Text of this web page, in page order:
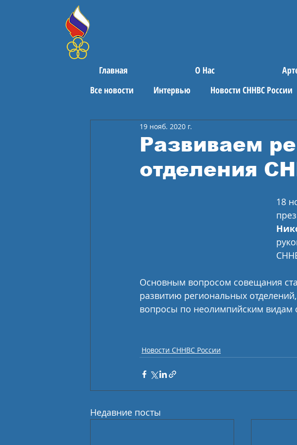
Главная О Нас
Все новости
Интервью Новости СННВС России
Поздравления Спортивные новости
Развиваем
отделения
19 нояб. 2020 г.
18
Основным вопросом совещания
развитию региональных
вопросы по неолимпийским видам
Новости СННВС России
Недавние посты